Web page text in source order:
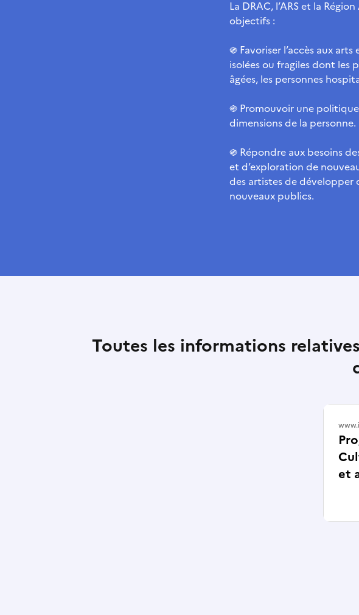
La DRAC, l’ARS et la
objectifs :
֍ Favoriser l’accès aux
isolées ou fragiles dont les
âgées, les personnes
֍ Promouvoir une
dimensions de la personne.
֍ Répondre aux besoins
et d’exploration de
des artistes de développer
nouveaux publics.
Toutes les informations
et